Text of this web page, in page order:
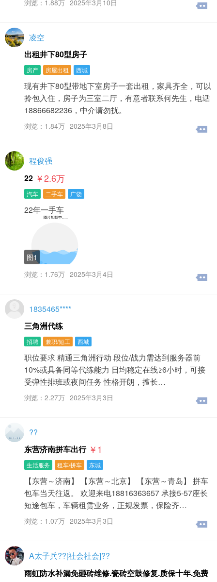
浏览：1.88万 2025年3月10日
凌空
出租井下80型房子
房产 房屋出租 西城
现有井下80型带地下室房子一套出租，家具齐全，可以
拎包入住，房子为三室二厅，有意者联系何先生，电话
18866682236，中介请勿扰。
浏览：1.84万 2025年3月8日
程俊强
22 ￥2.6万
汽车 二手车 广饶
22年一手车
图1
浏览：1.76万 2025年3月4日
1835465****
三角洲代练
招聘 兼职/短工 西城
‌职位要求‌ 精通三角洲行动 段位/战力需达到服务器前
10%或具备同等代练能力‌ 日均稳定在线≥6小时，可接
受弹性排班或夜间任务‌ 性格开朗，擅长…
浏览：2.27万 2025年3月3日
??
东营济南拼车出行 ￥1
生活服务 租车/拼车 东城
【东营～济南】 【东营～北京】 【东营～青岛】 拼车
包车当天往返。 欢迎来电18816363657 承接5-57座长
短途包车，车辆租赁业务，正规发票，保险齐…
浏览：1.07万 2025年3月3日
A太子兵??[社会社会]??
雨虹防水补漏免砸砖维修.瓷砖空鼓修复.质保十年.免费